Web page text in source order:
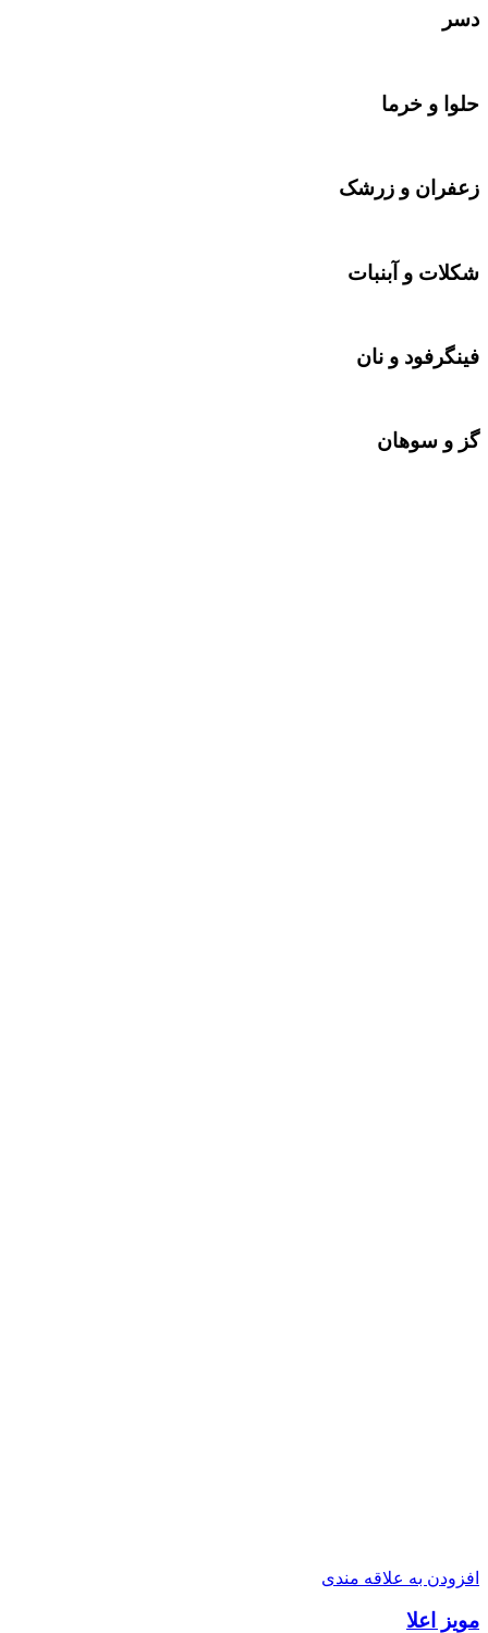
دسر
حلوا و خرما
زعفران و زرشک
شکلات‌‌ و آبنبات
فینگرفود و نان‌
گز و سوهان
افزودن به علاقه مندی
مویز اعلا